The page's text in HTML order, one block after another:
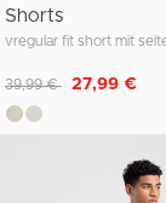
Shorts
Reduziert von
39,99 € auf
27,99 €